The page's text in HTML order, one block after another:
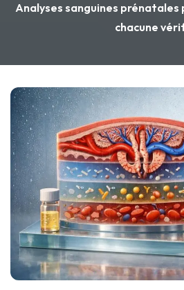
Analyses sanguines
chacune